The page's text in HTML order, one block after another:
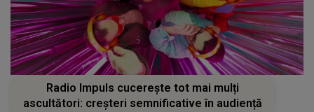
Radio Impuls cucerește tot mai mulți
ascultători: creșteri semnificative în audiență